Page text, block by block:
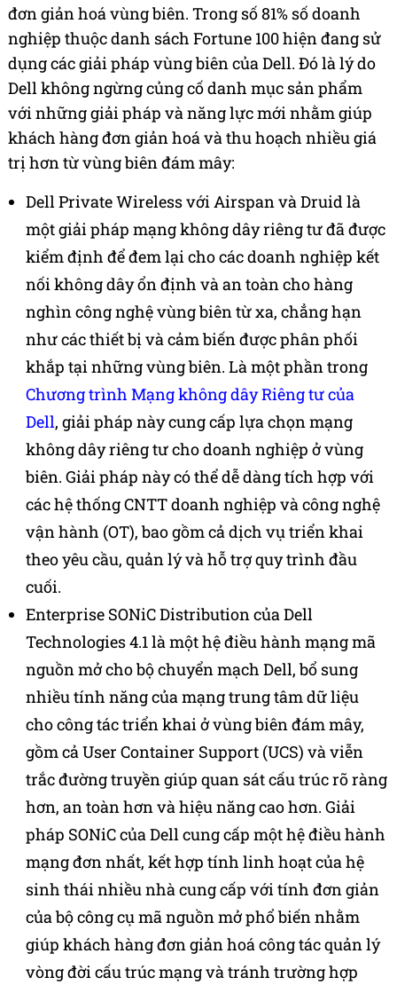
đơn giản hoá vùng biên. Trong số 81% số doanh
nghiệp thuộc danh sách Fortune 100 hiện đang sử
dụng các giải pháp vùng biên của Dell. Đó là lý do
Dell không ngừng củng cố danh mục sản phẩm
với những giải pháp và năng lực mới nhằm giúp
khách hàng đơn giản hoá và thu hoạch nhiều giá
trị hơn từ vùng biên đám mây:
Dell Private Wireless với Airspan và Druid là
một giải pháp mạng không dây riêng tư đã được
kiểm định để đem lại cho các doanh nghiệp kết
nối không dây ổn định và an toàn cho hàng
nghìn công nghệ vùng biên từ xa, chẳng hạn
như các thiết bị và cảm biến được phân phối
khắp tại những vùng biên. Là một phần trong
Chương trình Mạng không dây Riêng tư của
Dell, giải pháp này cung cấp lựa chọn mạng
không dây riêng tư cho doanh nghiệp ở vùng
biên. Giải pháp này có thể dễ dàng tích hợp với
các hệ thống CNTT doanh nghiệp và công nghệ
vận hành (OT), bao gồm cả dịch vụ triển khai
theo yêu cầu, quản lý và hỗ trợ quy trình đầu
cuối.
Enterprise SONiC Distribution của Dell
Technologies 4.1 là một hệ điều hành mạng mã
nguồn mở cho bộ chuyển mạch Dell, bổ sung
nhiều tính năng của mạng trung tâm dữ liệu
cho công tác triển khai ở vùng biên đám mây,
gồm cả User Container Support (UCS) và viễn
trắc đường truyền giúp quan sát cấu trúc rõ ràng
hơn, an toàn hơn và hiệu năng cao hơn. Giải
pháp SONiC của Dell cung cấp một hệ điều hành
mạng đơn nhất, kết hợp tính linh hoạt của hệ
sinh thái nhiều nhà cung cấp với tính đơn giản
của bộ công cụ mã nguồn mở phổ biến nhằm
giúp khách hàng đơn giản hoá công tác quản lý
vòng đời cấu trúc mạng và tránh trường hợp